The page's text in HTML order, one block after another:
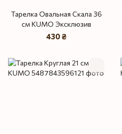
Тарелка Овальная Скала 36
см KUMO Эксклюзив
430 ₴